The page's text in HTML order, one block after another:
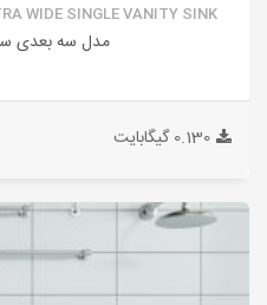
WIDE SINGLE VANITY SINK
مدل سه بعدی
0.130 گیگابایت